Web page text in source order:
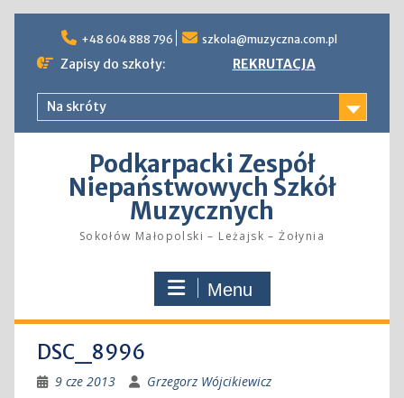
content
+48 604 888 796 szkola@muzyczna.com.pl
Zapisy do szkoły: REKRUTACJA
Na skróty
Podkarpacki Zespół
Niepaństwowych Szkół
Muzycznych
Sokołów Małopolski – Leżajsk – Żołynia
Menu
DSC_8996
9 cze 2013 Grzegorz Wójcikiewicz